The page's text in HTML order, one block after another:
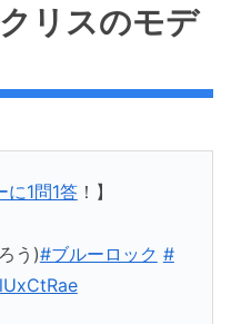
リスのモデ
に1問1答！】
う)#ブルーロック #